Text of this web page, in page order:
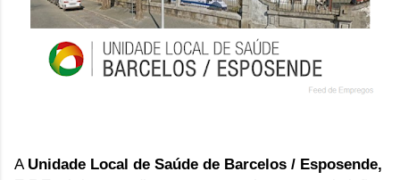
A Unidade Local de Saúde de Barcelos / Esposende,